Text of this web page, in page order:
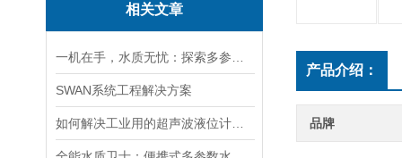
相关文章
SWAN系统工程解决方案
产品介绍：
品牌